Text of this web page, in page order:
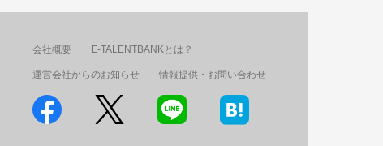
会社概要 E-TALENTBANKとは？
運営会社からのお知らせ 情報提供・お問い合わせ